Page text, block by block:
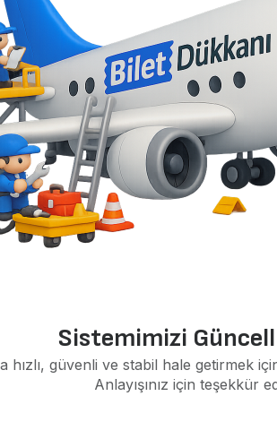
Sistemimizi
hızlı, güvenli ve stabil hale getirmek
Anlayışınız için teşekkür